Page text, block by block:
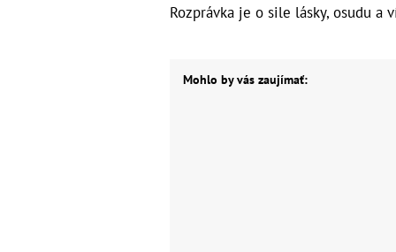
Rozprávka je o sile lásky, osudu a
Mohlo by vás zaujímať: